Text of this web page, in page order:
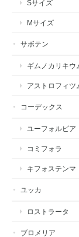
Sサイズ
Mサイズ
サボテン
ギムノカリキウ
アストロフィツ
コーデックス
ユーフォルビア
コミフォラ
キフォステンマ
ユッカ
ロストラータ
ブロメリア